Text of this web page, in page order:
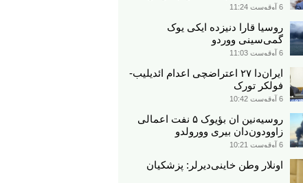
6 آوقوست 11:24
روسیا قارا دنیزده ایکی یوک
گمی‌سینی ووردو
6 آوقوست 11:03
ایران‌دا ۲۷ اعتراضچی اعدام ائدیلیب-
فولکر تورک
6 آوقوست 10:42
روسیه‌نین ان بؤیوک ۵ نفت اعمالی
زاوودون‌دان بیری وورولدو
6 آوقوست 10:21
اونلار وطن خاینی‌دیرلر: پزشکیان